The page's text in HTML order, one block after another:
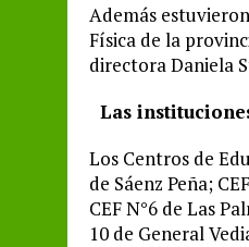
Además
Física de la
directora Daniela
Las
Los Centros de
de Sáenz Peña;
CEF N°6 de Las
10 de General